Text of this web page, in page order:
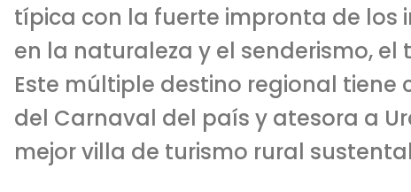
típica con la fuerte impronta de los
en la naturaleza y el senderismo,
Este múltiple destino regional
del Carnaval del país y atesora a
mejor villa de turismo rural